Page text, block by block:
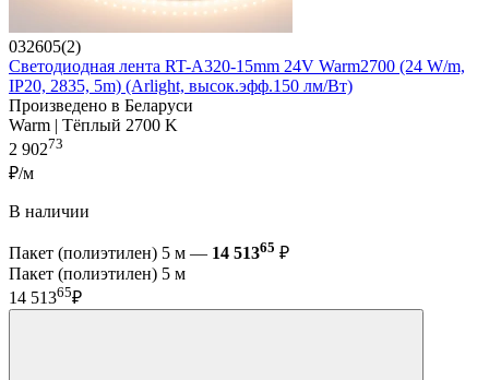
032605(2)
Светодиодная лента RT-A320-15mm 24V Warm2700 (24 W/m,
IP20, 2835, 5m) (Arlight, высок.эфф.150 лм/Вт)
Произведено в Беларуси
Warm | Тёплый 2700 K
2 90273
₽/м
В наличии
Пакет (полиэтилен) 5 м — 14 51365 ₽
Пакет (полиэтилен) 5 м
14 51365₽